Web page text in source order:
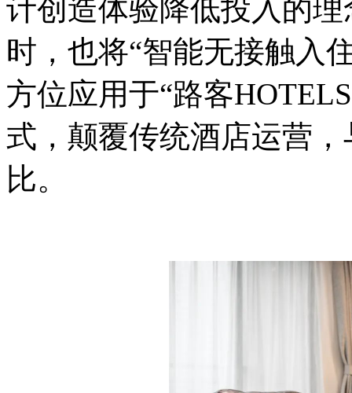
计创造体验降低投入的
时，也将“智能无接触入
方位应用于“路客
式，颠覆传统酒店运营
比。